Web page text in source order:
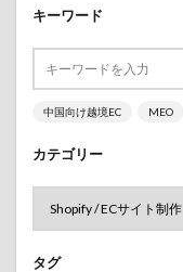
キーワード
中国向け越境EC MEO
カテゴリー
タグ